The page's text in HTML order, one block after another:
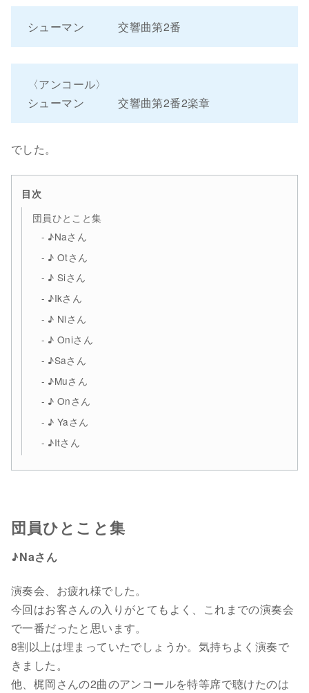
シューマン 交響曲第2番
〈アンコール〉
シューマン 交響曲第2番2楽章
でした。
目次
団員ひとこと集
♪Naさん
♪ Otさん
♪ Siさん
♪Ikさん
♪ Niさん
♪ Oniさん
♪Saさん
♪Muさん
♪ Onさん
♪ Yaさん
♪Itさん
団員ひとこと集
♪Naさん
演奏会、お疲れ様でした。
今回はお客さんの入りがとてもよく、これまでの演奏会
で一番だったと思います。
8割以上は埋まっていたでしょうか。気持ちよく演奏で
きました。
他、梶岡さんの2曲のアンコールを特等席で聴けたのは